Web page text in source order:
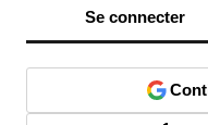
Se connecter